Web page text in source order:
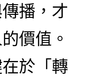
播，才
價值。
於「轉